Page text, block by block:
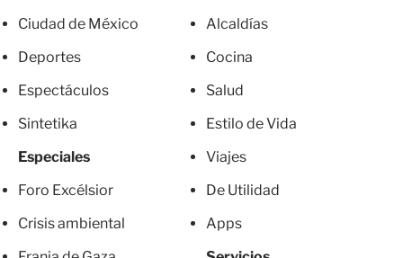
Ciudad de México
Deportes
Espectáculos
Sintetika
Especiales
Foro Excélsior
Crisis ambiental
Alcaldías
Cocina
Salud
Estilo de Vida
Viajes
De Utilidad
Apps